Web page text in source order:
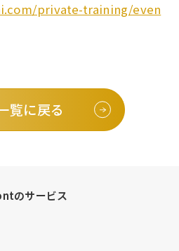
private-training/even
覧に戻る
のサービス